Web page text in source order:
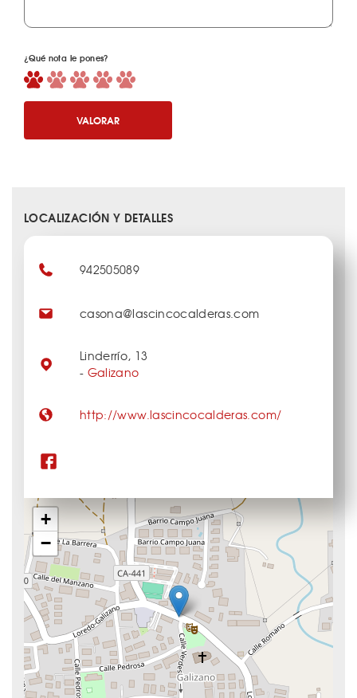
¿Qué nota le pones?
VALORAR
LOCALIZACIÓN Y DETALLES
+
−
942505089
casona@lascincocalderas.com
Linderrío, 13
- Galizano
http://www.lascincocalderas.com/